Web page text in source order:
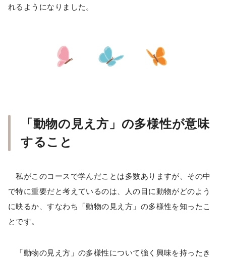
れるようになりました。
「動物の見え方」の多様性が意味
すること
私がこのコースで学んだことは多数ありますが、その中
で特に重要だと考えているのは、人の目に動物がどのよう
に映るか、すなわち「動物の見え方」の多様性を知ったこ
とです。
「動物の見え方」の多様性について強く興味を持ったき